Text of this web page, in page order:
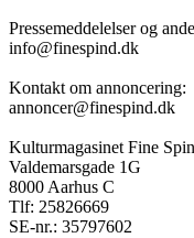
Pressemeddelelser og
info@finespind.dk
Kontakt om annoncering:
annoncer@finespind.dk
Kulturmagasinet Fine
Valdemarsgade 1G
8000 Aarhus C
Tlf: 25826669
SE-nr.: 35797602